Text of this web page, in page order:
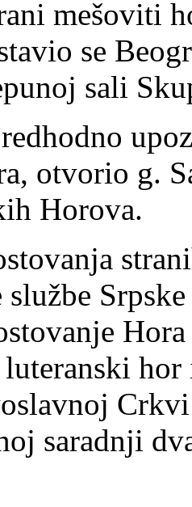
mešoviti
se
sali
otvorio g.
Horova.
hor
saradnji